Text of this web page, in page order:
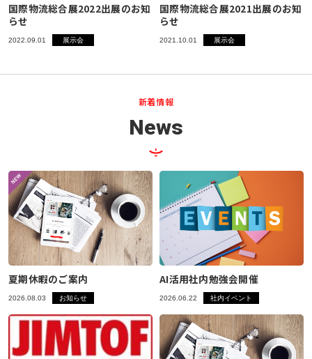
国際物流総合展2022出展のお知
らせ
2022.09.01 展示会
国際物流総合展2021出展のお知
らせ
2021.10.01 展示会
新着情報
News
夏期休暇のご案内
2026.08.03 お知らせ
AI活用社内勉強会開催
2026.06.22 社内イベント